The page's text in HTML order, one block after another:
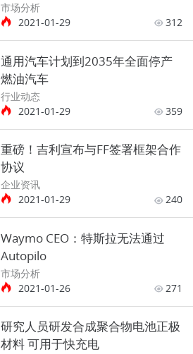
市场分析
2021-01-29
312
通用汽车计划到2035年全面停产
燃油汽车
行业动态
2021-01-29
359
重磅！吉利宣布与FF签署框架合作
协议
企业资讯
2021-01-29
240
Waymo CEO：特斯拉无法通过
Autopilo
市场分析
2021-01-26
271
研究人员研发合成聚合物电池正极
材料 可用于快充电